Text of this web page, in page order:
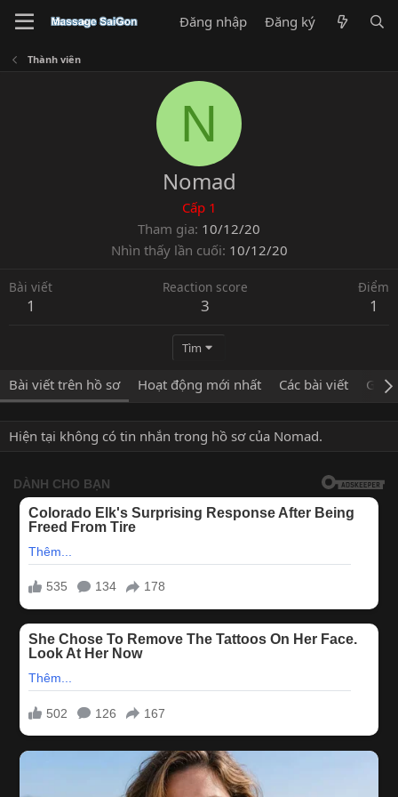
Đăng nhập Đăng ký
Thành viên
N
Nomad
Cấp 1
Tham gia 10/12/20
Nhìn thấy lần cuối 10/12/20
Bài viết
1
Reaction score
3
Điểm
1
Tìm
Bài viết trên hồ sơ Hoạt động mới nhất Các bài viết Giới
Hiện tại không có tin nhắn trong hồ sơ của Nomad.